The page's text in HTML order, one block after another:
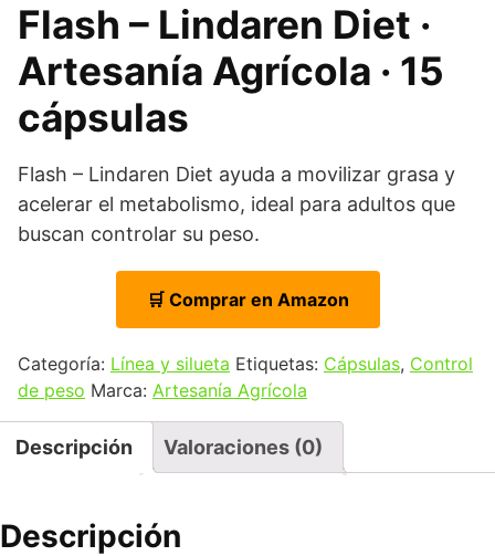
Flash – Lindaren Diet ·
Artesanía Agrícola · 15
cápsulas
Flash – Lindaren Diet ayuda a movilizar grasa y
acelerar el metabolismo, ideal para adultos que
buscan controlar su peso.
🛒 Comprar en Amazon
Categoría: Línea y silueta Etiquetas: Cápsulas, Control
de peso Marca: Artesanía Agrícola
Descripción Valoraciones (0)
Descripción